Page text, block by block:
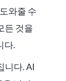
와줄 수
든 것을
다.
니다. AI